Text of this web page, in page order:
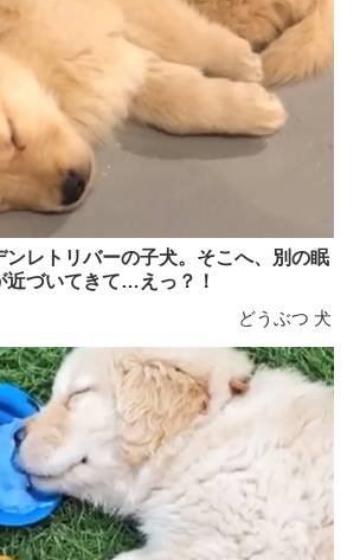
ンレトリバーの子犬。そこへ、別の眠
近づいてきて…えっ？！
どうぶつ 犬